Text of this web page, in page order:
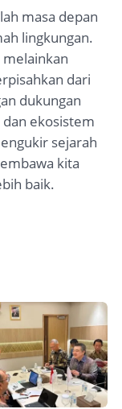
masa depan
lingkungan.
dari
dukungan
ekosistem
sejarah
kita
baik.